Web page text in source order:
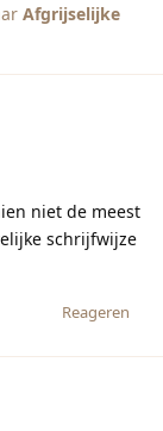
Afgrijselijke
niet de meest
schrijfwijze
Reageren